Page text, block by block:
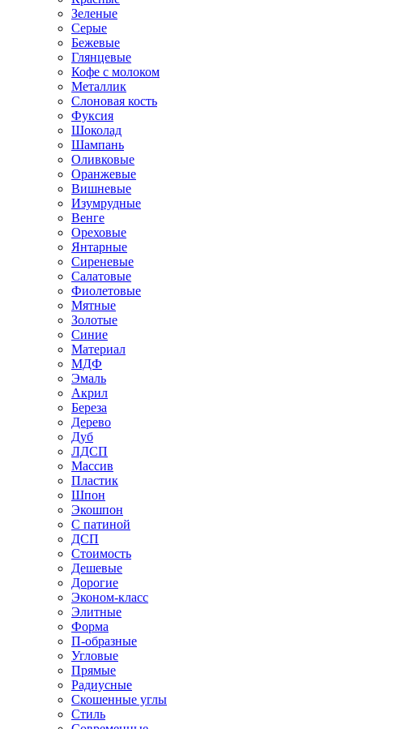
Зеленые
Серые
Бежевые
Глянцевые
Кофе с молоком
Металлик
Слоновая кость
Фуксия
Шоколад
Шампань
Оливковые
Оранжевые
Вишневые
Изумрудные
Венге
Ореховые
Янтарные
Сиреневые
Салатовые
Фиолетовые
Мятные
Золотые
Синие
Материал
МДФ
Эмаль
Акрил
Береза
Дерево
Дуб
ЛДСП
Массив
Пластик
Шпон
Экошпон
С патиной
ДСП
Стоимость
Дешевые
Дорогие
Эконом-класс
Элитные
Форма
П-образные
Угловые
Прямые
Радиусные
Скошенные углы
Стиль